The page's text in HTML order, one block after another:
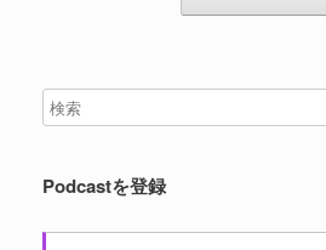
Podcastを登録